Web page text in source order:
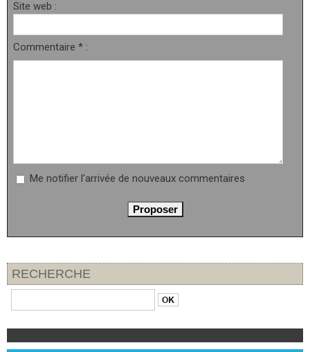
Site web :
Commentaire * :
Me notifier l'arrivée de nouveaux commentaires
RECHERCHE